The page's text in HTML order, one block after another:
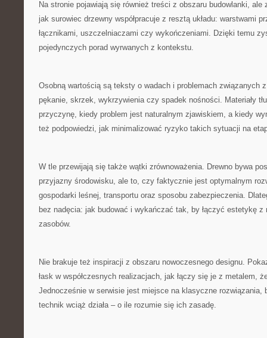
Na stronie pojawiają się również treści z obszaru budowlanki,
jak surowiec drzewny współpracuje z resztą układu: warstwami
łącznikami, uszczelniaczami czy wykończeniami. Dzięki temu
pojedynczych porad wyrwanych z kontekstu.
Osobną wartością są teksty o wadach i problemach związanych
pękanie, skrzek, wykrzywienia czy spadek nośności. Materiały
przyczynę, kiedy problem jest naturalnym zjawiskiem, a kiedy
też podpowiedzi, jak minimalizować ryzyko takich sytuacji na
W tle przewijają się także wątki zrównoważenia. Drewno bywa
przyjazny środowisku, ale to, czy faktycznie jest optymalnym
gospodarki leśnej, transportu oraz sposobu zabezpieczenia.
bez nadęcia: jak budować i wykańczać tak, by łączyć estetykę
zasobów.
Nie brakuje też inspiracji z obszaru nowoczesnego designu.
łask w współczesnych realizacjach, jak łączy się je z metalem,
Jednocześnie w serwisie jest miejsce na klasyczne rozwiązania,
technik wciąż działa – o ile rozumie się ich zasadę.